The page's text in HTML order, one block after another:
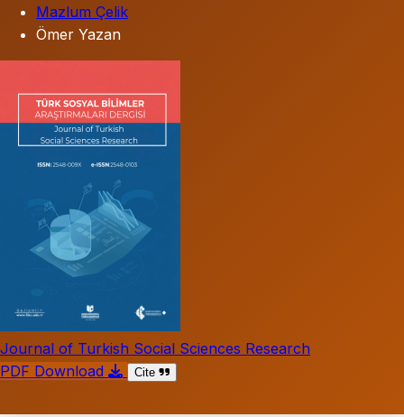
Mazlum Çelik
Ömer Yazan
Journal of Turkish Social Sciences Research
PDF Download
Cite